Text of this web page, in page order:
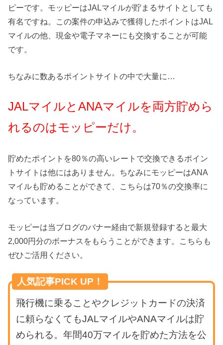
ピーです。モッピーはJALマイルが貯まるサイトとしても
有名ですね。この案件の申込みで獲得したポイントはJAL
マイルの他、現金や電子マネーにも交換することが可能
です。
ちなみに数あるポイントサイトの中で大量に…
JALマイルとANAマイルを両方貯めら
れるのはモッピーだけ。
貯めたポイントを80％の高いレートで交換できるポイン
トサイトは他にはありません。ちなみにモッピーはANA
マイルも貯めることができて、こちらは70％の交換率に
なっています。
モッピーは当ブログのバナー経由で新規登録すると最大
2,000円分のボーナスをもらうことができます。こちらも
ぜひご活用ください。
人気記事PICK UP！
飛行機に乗ることやクレジットカードの決済
に頼らなくてもJALマイルやANAマイルは貯
められる。年間40万マイルを貯めた方法を公